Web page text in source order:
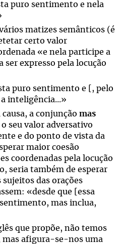
puro sentimento e nela
matizes semânticos (é
certo valor
«e nela participe a
expresso pela locução
puro sentimento e [, pelo
inteligência...»
a conjunção mas
seu valor adversativo
e do ponto de vista da
maior coesão
coordenadas pela locução
seria também de esperar
das orações
«desde que [essa
mas inclua,
que propõe, não temos
mas afigura-se-nos uma